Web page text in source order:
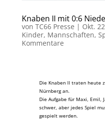
Knaben II mit 0:6
von TC66 Presse | Okt.
Kinder, Mannschaften,
Kommentare
Die Knaben ll traten heute
Nürnberg an.
Die Aufgabe für Maxi, Emil,
schwer, aber jedes Spiel
gespielt werden.